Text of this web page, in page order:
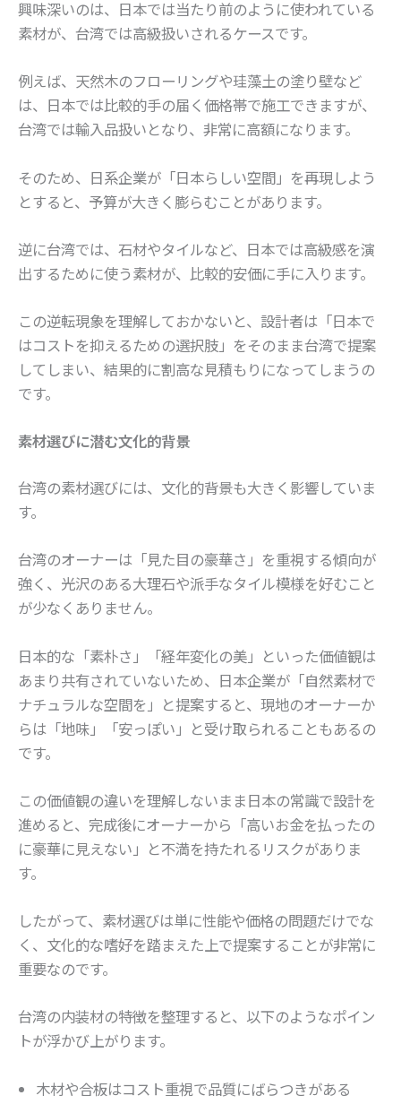
興味深いのは、日本では当たり前のように使われている
素材が、台湾では高級扱いされるケースです。
例えば、天然木のフローリングや珪藻土の塗り壁など
は、日本では比較的手の届く価格帯で施工できますが、
台湾では輸入品扱いとなり、非常に高額になります。
そのため、日系企業が「日本らしい空間」を再現しよう
とすると、予算が大きく膨らむことがあります。
逆に台湾では、石材やタイルなど、日本では高級感を演
出するために使う素材が、比較的安価に手に入ります。
この逆転現象を理解しておかないと、設計者は「日本で
はコストを抑えるための選択肢」をそのまま台湾で提案
してしまい、結果的に割高な見積もりになってしまうの
です。
素材選びに潜む文化的背景
台湾の素材選びには、文化的背景も大きく影響していま
す。
台湾のオーナーは「見た目の豪華さ」を重視する傾向が
強く、光沢のある大理石や派手なタイル模様を好むこと
が少なくありません。
日本的な「素朴さ」「経年変化の美」といった価値観は
あまり共有されていないため、日本企業が「自然素材で
ナチュラルな空間を」と提案すると、現地のオーナーか
らは「地味」「安っぽい」と受け取られることもあるの
です。
この価値観の違いを理解しないまま日本の常識で設計を
進めると、完成後にオーナーから「高いお金を払ったの
に豪華に見えない」と不満を持たれるリスクがありま
す。
したがって、素材選びは単に性能や価格の問題だけでな
く、文化的な嗜好を踏まえた上で提案することが非常に
重要なのです。
台湾の内装材の特徴を整理すると、以下のようなポイン
トが浮かび上がります。
木材や合板はコスト重視で品質にばらつきがある